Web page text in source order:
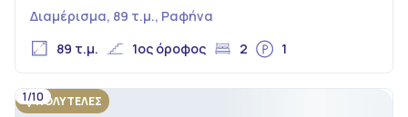
Διαμέρισμα, 89 τ.μ., Ραφήνα
89 τ.μ.
1ος όροφος 2 1
ΠΟΛΥΤΕΛΕΣ
1/10